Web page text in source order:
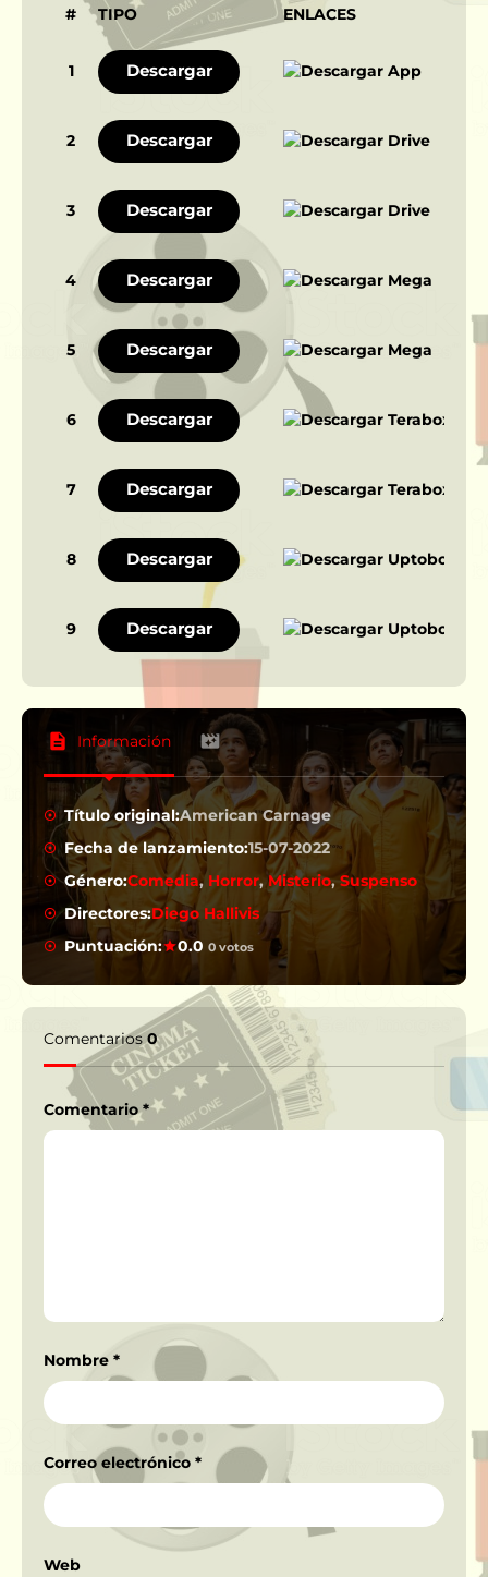
# TIPO ENLACES
1 Descargar
2 Descargar
3 Descargar
4 Descargar
5 Descargar
6 Descargar
7 Descargar
8 Descargar
9 Descargar
Información
Título original:American Carnage
Fecha de lanzamiento:15-07-2022
Género:Comedia,Horror,Misterio,Suspenso
Directores:Diego Hallivis
Puntuación:
0.0 0 votos
Comentarios0
Comentario*
Nombre *
Correo electrónico *
Web